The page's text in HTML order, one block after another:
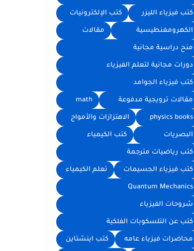
كتب فيزياء الليزر كتب الإلكترونيات
الكهرومغنطيسية مقالات
منح دراسية مجانية
دورات مجانية لتعلم الفيزياء
كتب فيزياء الجوامد
مقالات ترويجية مدفوعة math
physics books الاهتزازات والأمواج
البصريات كتب الكيمياء
كتب رياضيات مترجمة
كتب فيزياء الجسيمات تعلم الكيمياء
Quantum Mechanics
شروحات الفيزياء
كتب عن التلسكوبات الفلكية
محاضرات فيزياء عامه كتب اينشتاين